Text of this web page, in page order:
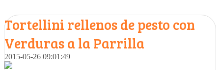
Tortellini rellenos de pesto con
Verduras a la Parrilla
2015-05-26 09:01:49